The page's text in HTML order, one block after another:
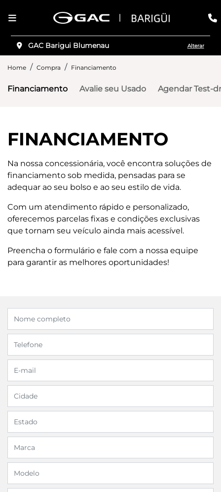
GAC Barigui Blumenau Alterar
Home Compra Financiamento
Financiamento Avalie seu Usado Agendar Test-
FINANCIAMENTO
Na nossa concessionária, você encontra soluções de
financiamento sob medida, pensadas para se
adequar ao seu bolso e ao seu estilo de vida.
Com um atendimento rápido e personalizado,
oferecemos parcelas fixas e condições exclusivas
que tornam seu veículo ainda mais acessível.
Preencha o formulário e fale com a nossa equipe
para garantir as melhores oportunidades!